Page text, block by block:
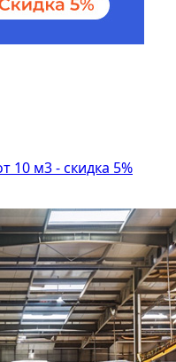
10 м3 - скидка 5%